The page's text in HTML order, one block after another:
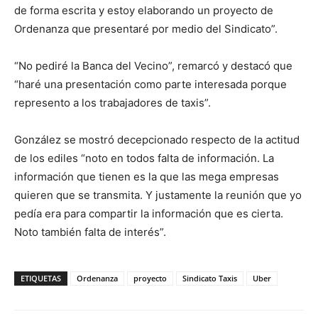
de forma escrita y estoy elaborando un proyecto de
Ordenanza que presentaré por medio del Sindicato”.
“No pediré la Banca del Vecino”, remarcó y destacó que
“haré una presentación como parte interesada porque
represento a los trabajadores de taxis”.
González se mostró decepcionado respecto de la actitud
de los ediles “noto en todos falta de información. La
información que tienen es la que las mega empresas
quieren que se transmita. Y justamente la reunión que yo
pedía era para compartir la información que es cierta.
Noto también falta de interés”.
ETIQUETAS Ordenanza proyecto Sindicato Taxis Uber